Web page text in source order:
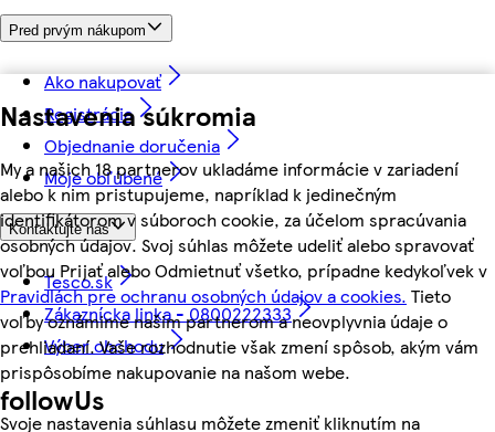
Nastavenia súkromia
My a našich 18 partnerov ukladáme informácie v zariadení
alebo k nim pristupujeme, napríklad k jedinečným
identifikátorom v súboroch cookie, za účelom spracúvania
osobných údajov. Svoj súhlas môžete udeliť alebo spravovať
voľbou Prijať alebo Odmietnuť všetko, prípadne kedykoľvek v
Pravidlách pre ochranu osobných údajov a cookies. Tieto
voľby oznámime našim partnerom a neovplyvnia údaje o
prehliadaní. Vaše rozhodnutie však zmení spôsob, akým vám
prispôsobíme nakupovanie na našom webe.
Svoje nastavenia súhlasu môžete zmeniť kliknutím na
Pred prvým nákupom
Ako nakupovať
Registrácia
Objednanie doručenia
Moje obľúbené
Kontaktujte nás
Tesco.sk
Zákaznícka linka - 0800222333
Výber obchodu
followUs